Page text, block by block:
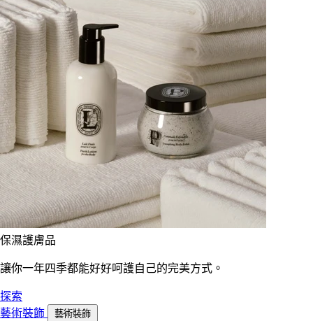
保濕護膚品
讓你一年四季都能好好呵護自己的完美方式。
探索
藝術裝飾
藝術裝飾